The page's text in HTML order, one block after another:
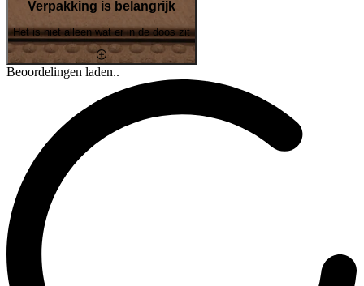
Verpakking is belangrijk
Het is niet alleen wat er in de doos zit
Beoordelingen laden..